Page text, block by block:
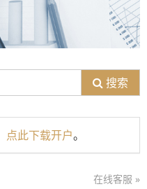
搜索
点此下载开户。
在线客服 »